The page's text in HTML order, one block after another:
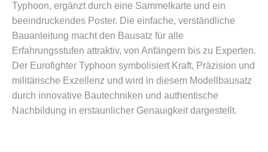
Typhoon, ergänzt durch eine Sammelkarte und ein
beeindruckendes Poster. Die einfache, verständliche
Bauanleitung macht den Bausatz für alle
Erfahrungsstufen attraktiv, von Anfängern bis zu Experten.
Der Eurofighter Typhoon symbolisiert Kraft, Präzision und
militärische Exzellenz und wird in diesem Modellbausatz
durch innovative Bautechniken und authentische
Nachbildung in erstaunlicher Genauigkeit dargestellt.